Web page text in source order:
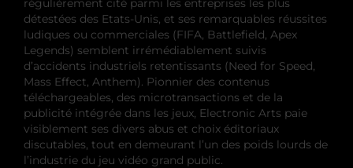
régulièrement cité parmi les entreprises les plus
détestées des Etats-Unis, et ses remarquables réussites
ludiques ou commerciales (FIFA, Battlefield, Apex
Legends) semblent irrémédiablement suivis
d’accidents industriels retentissants (Need for Speed,
Mass Effect, Anthem). Pionnier des contenus
téléchargeables, des microtransactions et de la
publicité intégrée dans les jeux, Electronic Arts paie
visiblement ses divers abus et choix éditoriaux
discutables, tout en demeurant l’un des poids lourds de
l’industrie du jeu vidéo grand public.